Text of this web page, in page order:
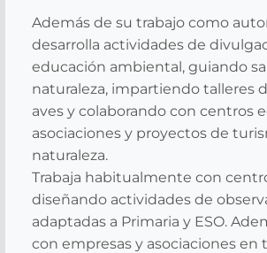
Además de su trabajo como
desarrolla actividades de
educación ambiental, guiando
naturaleza, impartiendo talleres
aves y colaborando con centros
asociaciones y proyectos de
naturaleza.
Trabaja habitualmente con
diseñando actividades de
adaptadas a Primaria y ESO.
con empresas y asociaciones en